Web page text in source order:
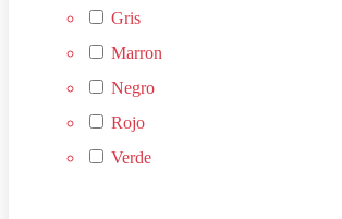
Gris
Marron
Negro
Rojo
Verde